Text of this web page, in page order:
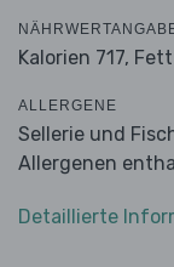
Kalorien 717,
ALLERGENE
Sellerie und
Allergenen
Detaillierte